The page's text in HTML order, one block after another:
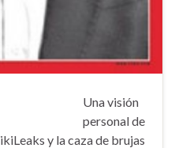
Una visión
personal de
y la caza de brujas